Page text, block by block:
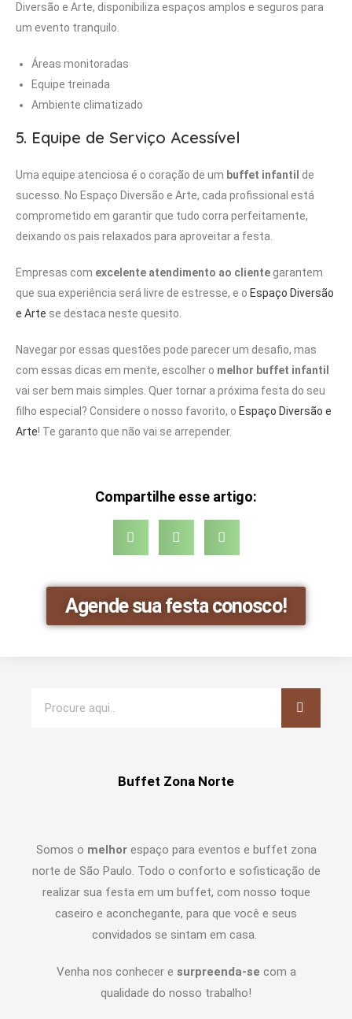
Diversão e Arte, disponibiliza espaços amplos e seguros para
um evento tranquilo.
Áreas monitoradas
Equipe treinada
Ambiente climatizado
5. Equipe de Serviço Acessível
Uma equipe atenciosa é o coração de um buffet infantil de
sucesso. No Espaço Diversão e Arte, cada profissional está
comprometido em garantir que tudo corra perfeitamente,
deixando os pais relaxados para aproveitar a festa.
Empresas com excelente atendimento ao cliente garantem
que sua experiência será livre de estresse, e o Espaço Diversão
e Arte se destaca neste quesito.
Navegar por essas questões pode parecer um desafio, mas
com essas dicas em mente, escolher o melhor buffet infantil
vai ser bem mais simples. Quer tornar a próxima festa do seu
filho especial? Considere o nosso favorito, o Espaço Diversão e
Arte! Te garanto que não vai se arrepender.
Compartilhe esse artigo:
Agende sua festa conosco!
Buffet Zona Norte
Somos o melhorespaço para eventos e buffet zona
norte de São Paulo. Todo o conforto e sofisticação de
realizar sua festa em um buffet, com nosso toque
caseiro e aconchegante, para que você e seus
convidados se sintam em casa.
Venha nos conhecer e surpreenda-se com a
qualidade do nosso trabalho!